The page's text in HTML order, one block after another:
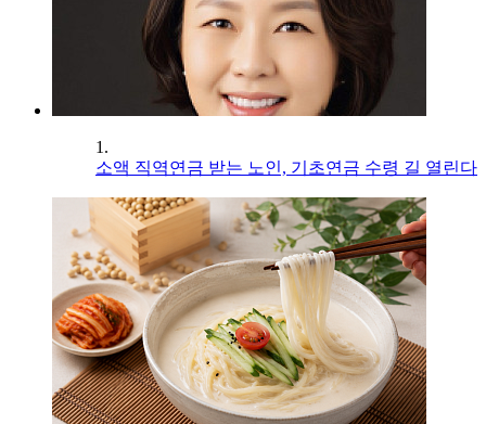
1.
소액 직역연금 받는 노인, 기초연금 수령 길 열린다